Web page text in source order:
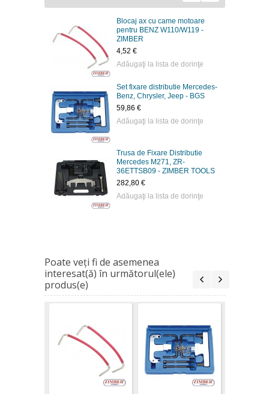
Blocaj ax cu came motoare
pentru BENZ W110/W119 -
ZIMBER
4,52 €
Adăugaţi la lista de dorinţe
Set fixare distributie Mercedes-
Benz, Chrysler, Jeep - BGS
59,86 €
Adăugaţi la lista de dorinţe
Trusa de Fixare Distributie
Mercedes M271, ZR-
36ETTSB09 - ZIMBER TOOLS
282,80 €
Adăugaţi la lista de dorinţe
Poate veţi fi de asemenea
interesat(ă) în următorul(ele)
produs(e)